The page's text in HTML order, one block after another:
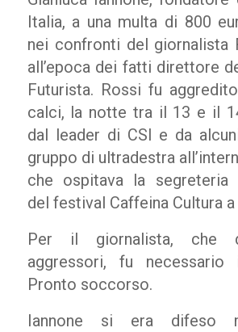
Italia, a una multa di 800
nei confronti del giornalista
all’epoca dei fatti direttore
Futurista. Rossi fu
calci, la notte tra il 13 e il
dal leader di CSI e da
gruppo di ultradestra
che ospitava la segreteria
del festival Caffeina Cultura
Per il giornalista, che
aggressori, fu
Pronto soccorso.
Iannone si era difeso